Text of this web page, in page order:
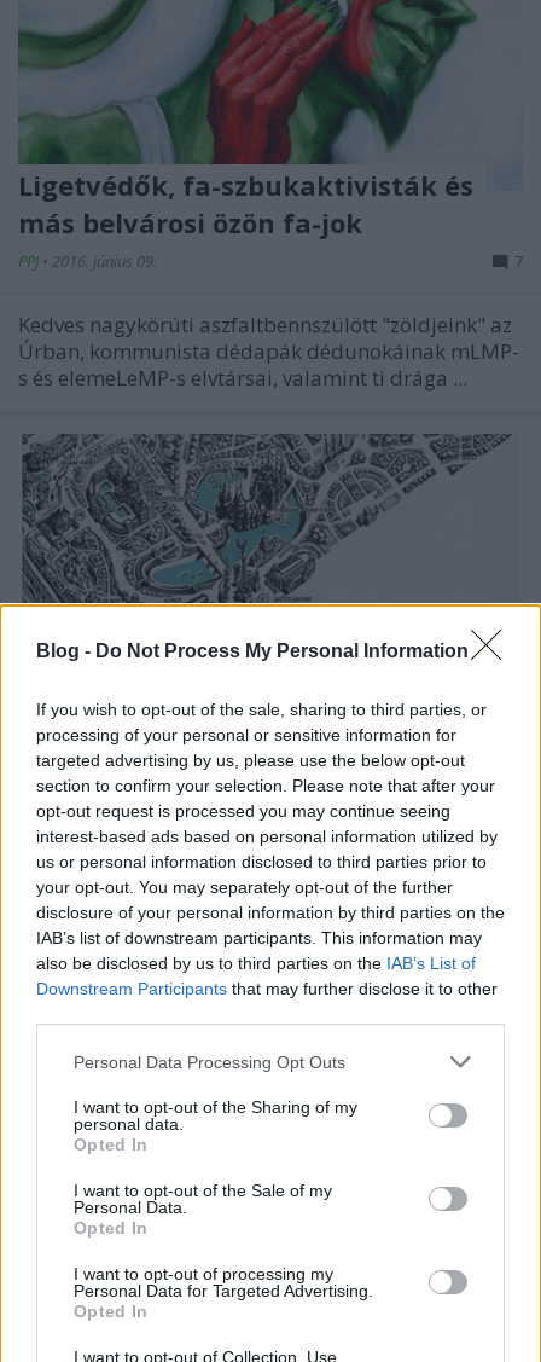
Blog - Do Not Process My Personal Information
If you wish to opt-out of the sale, sharing to third parties, or
processing of your personal or sensitive information for
targeted advertising by us, please use the below opt-out
section to confirm your selection. Please note that after your
opt-out request is processed you may continue seeing
interest-based ads based on personal information utilized by
us or personal information disclosed to third parties prior to
your opt-out. You may separately opt-out of the further
disclosure of your personal information by third parties on the
IAB’s list of downstream participants. This information may
also be disclosed by us to third parties on the IAB’s List of
Downstream Participants that may further disclose it to other
Please note that this website/app uses one or more Google
not limited to your visit or usage behaviour. You may click to
grant or deny consent to Google and its third-party tags to
use your data for below specified purposes in below Google
consent section.
Personal Data Processing Opt Outs
I want to opt-out of the Sharing of my
personal data.
Opted In
I want to opt-out of the Sale of my
Personal Data.
Opted In
I want to opt-out of processing my
Personal Data for Targeted Advertising.
Opted In
I want to opt-out of Collection, Use,
Ligetvédők, fa-szbukaktivisták és
más belvárosi özön fa-jok
PPJ • 2016. június 09. 7
Kedves nagykörúti aszfaltbennszülött "zöldjeink" az
Úrban, kommunista dédapák dédunokáinak mLMP-
s és elemeLeMP-s elvtársai, valamint ti drága ...
"Mindent a maga helyén" - vörösöket
ne hívjunk "zöldeknek"!
PPJ•2016. március 19.
>>Úgy általában nem szoktunk aláírogatni, meg
petíciózgatni, meg frakciózgatni, mert nem a mi
műfajunk, de EZT BIZTOSAN NEM IS FOGJUK ...